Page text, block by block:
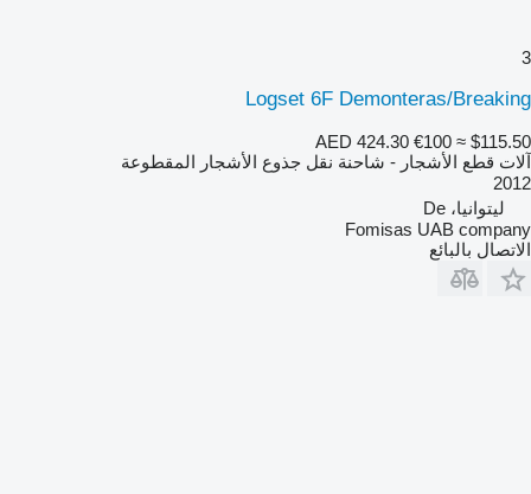
3
Logset 6F Demonteras/Breaking
AED 424.30 €100 ≈ $115.50
آلات قطع الأشجار - شاحنة نقل جذوع الأشجار المقطوعة
2012
ليتوانيا، De
Fomisas UAB company
الاتصال بالبائع